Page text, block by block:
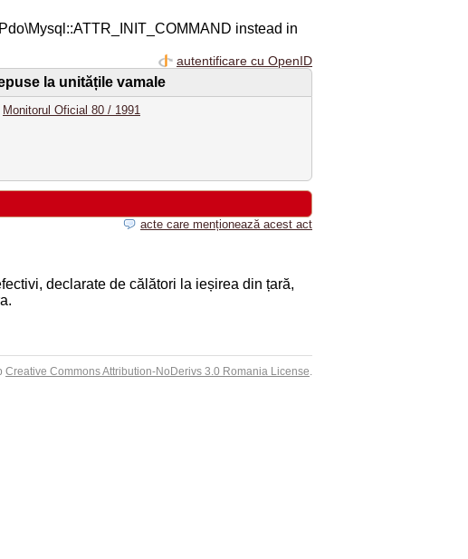
instead in
autentificare cu OpenID
la unitățile vamale
Monitorul Oficial 80 / 1991
acte care menționează acest act
declarate de călători la ieșirea din țară,
Creative Commons Attribution-NoDerivs 3.0 Romania License.